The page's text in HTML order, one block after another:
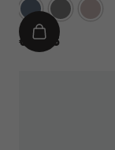
BlauwGrijs Rose
€
€ 44,95
IN